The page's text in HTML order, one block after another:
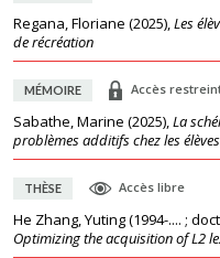
Regana, Floriane (2025),Les
de récréation
MÉMOIRE Accès
Sabathe, Marine (2025),La
problèmes additifs chez les
THÈSE Accès libre
He Zhang, Yuting (1994-.... ;
Optimizing the acquisition of L2